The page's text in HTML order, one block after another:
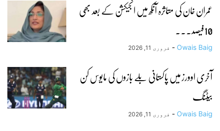
عمران خان کی متاثرہ آنکھ میں انجیکشن کے بعد بھی
10فیصد...
Owais Baig
- فروری 11, 2026
آخری اوورز میں پاکستانی بلے بازوں کی مایوس کن
بیٹنگ
Owais Baig
- فروری 11, 2026